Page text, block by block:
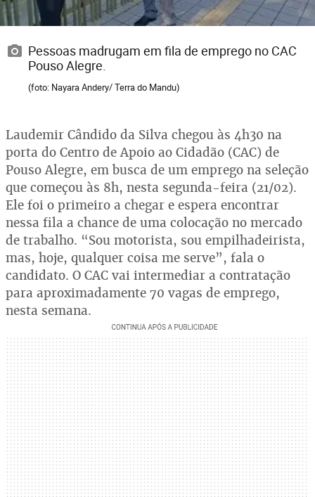
Pessoas madrugam em fila de emprego no CAC
Pouso Alegre.
(foto: Nayara Andery/ Terra do Mandu)
Laudemir Cândido da Silva chegou às 4h30 na
porta do Centro de Apoio ao Cidadão (CAC) de
Pouso Alegre, em busca de um emprego na seleção
que começou às 8h, nesta segunda-feira (21/02).
Ele foi o primeiro a chegar e espera encontrar
nessa fila a chance de uma colocação no mercado
de trabalho. “Sou motorista, sou empilhadeirista,
mas, hoje, qualquer coisa me serve”, fala o
candidato. O CAC vai intermediar a contratação
para aproximadamente 70 vagas de emprego,
nesta semana.